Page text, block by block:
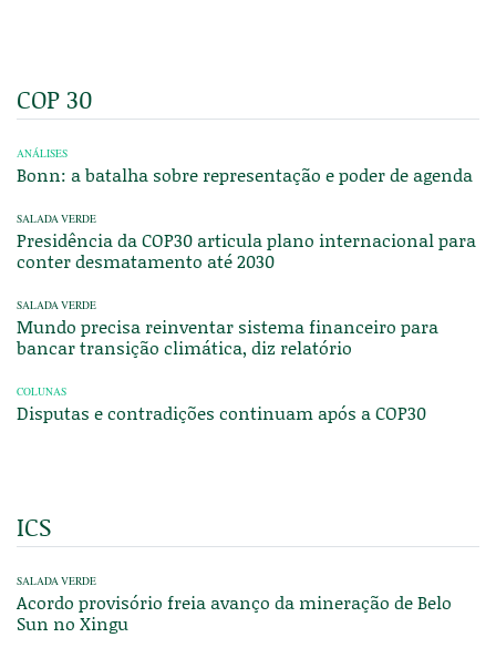
COP 30
ANÁLISES
Bonn: a batalha sobre representação e poder de agenda
SALADA VERDE
Presidência da COP30 articula plano internacional para
conter desmatamento até 2030
SALADA VERDE
Mundo precisa reinventar sistema financeiro para
bancar transição climática, diz relatório
COLUNAS
Disputas e contradições continuam após a COP30
ICS
SALADA VERDE
Acordo provisório freia avanço da mineração de Belo
Sun no Xingu